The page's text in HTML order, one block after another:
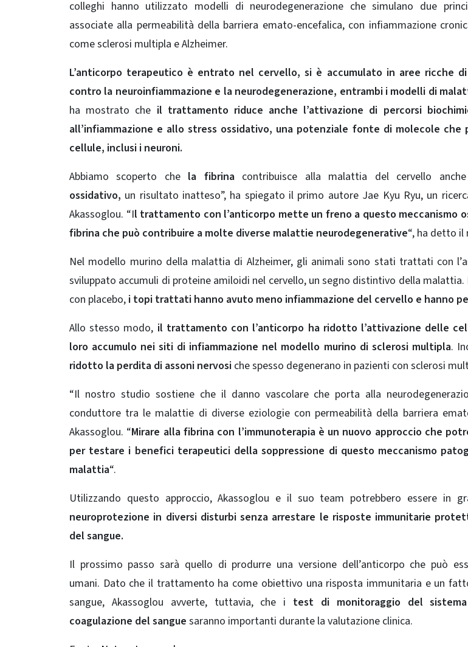
colleghi hanno utilizzato modelli di neurodegenerazione che simulano due
associate alla permeabilità della barriera emato-encefalica, con infiammazione
come sclerosi multipla e Alzheimer.
L’anticorpo terapeutico è entrato nel cervello, si è accumulato in aree ricche
contro la neuroinfiammazione e la neurodegenerazione, entrambi i modelli di
ha mostrato che il trattamento riduce anche l’attivazione di percorsi
all’infiammazione e allo stress ossidativo, una potenziale fonte di molecole che
cellule, inclusi i neuroni.
Abbiamo scoperto che la fibrinacontribuisce alla malattia del cervello
ossidativo, un risultato inatteso”, ha spiegato il primo autore Jae Kyu Ryu, un
Akassoglou. “Il trattamento con l’anticorpo mette un freno a questo meccanismo
fibrina che può contribuire a molte diverse malattie neurodegenerative“, ha detto il
Nel modello murino della malattia di Alzheimer, gli animali sono stati trattati con
sviluppato accumuli di proteine ​​amiloidi nel cervello, un segno distintivo della
con placebo, i topi trattati hanno avuto meno infiammazione del cervello e hanno
Allo stesso modo, il trattamento con l’anticorpo ha ridotto l’attivazione delle
loro accumulo nei siti di infiammazione nel modello murino di sclerosi multipla.
ridotto la perdita di assoni nervosi che spesso degenerano in pazienti con sclerosi
“Il nostro studio sostiene che il danno vascolare che porta alla
conduttore tra le malattie di diverse eziologie con permeabilità della barriera
Akassoglou. “Mirare alla fibrinacon l’immunoterapia è un nuovo approccio che
per testare i benefici terapeutici della soppressione di questo meccanismo
malattia“.
Utilizzando questo approccio, Akassoglou e il suo team potrebbero essere in
neuroprotezione in diversi disturbi senza arrestare le risposte immunitarie
del sangue.
Il prossimo passo sarà quello di produrre una versione dell’anticorpo che può
umani. Dato che il trattamento ha come obiettivo una risposta immunitaria e un
sangue, Akassoglou avverte, tuttavia, che i test di monitoraggio del
coagulazione del sangue saranno importanti durante la valutazione clinica.